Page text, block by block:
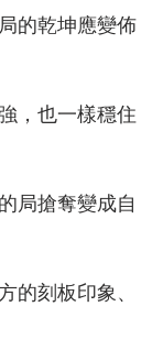
的乾坤應變佈
，也一樣穩住
局搶奪變成自
的刻板印象、